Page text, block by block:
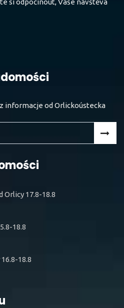
si odpočinout, Vaše návštěva
informacje od Orlickoústecka
Orlicy 17.8-18.8
18.8
18.8